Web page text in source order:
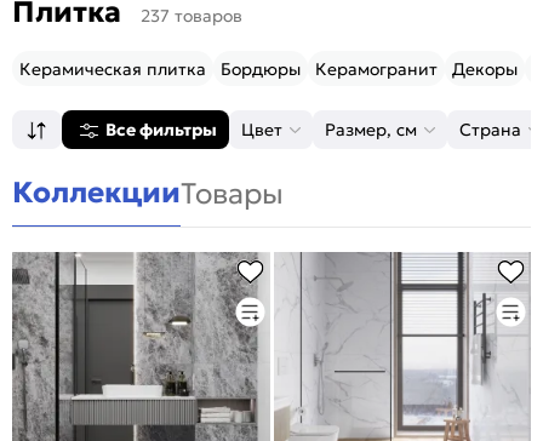
Плитка 237 товаров
Керамическая плитка Бордюры Керамогранит Декоры
Все фильтры Цвет Размер, см Страна
КоллекцииТовары